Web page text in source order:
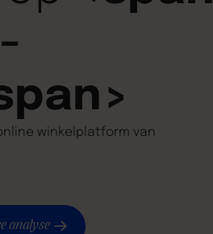
winkelplatform van
analyse